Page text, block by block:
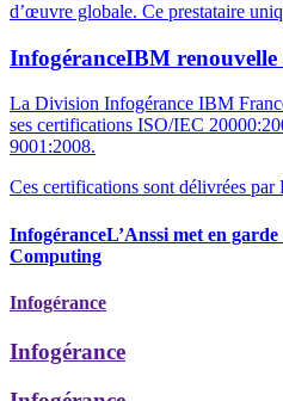
d’œuvre globale. Ce prestataire
InfogéranceIBM renouvelle
La Division Infogérance IBM
ses certifications ISO/IEC
9001:2008.
Ces certifications sont délivrées
InfogéranceL’Anssi met en
Computing
Infogérance
Infogérance